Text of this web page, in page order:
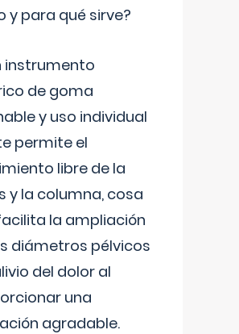
y para qué sirve?
instrumento
de goma
y uso individual
permite el
libre de la
y la columna, cosa
la ampliación
diámetros pélvicos
del dolor al
una
agradable.